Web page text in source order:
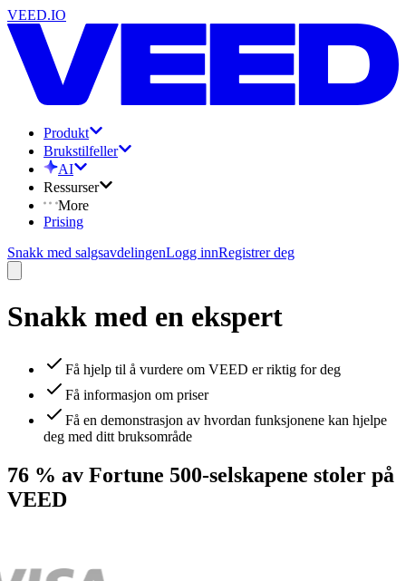
VEED.IO
Produkt
Brukstilfeller
AI
Ressurser
More
Prising
Snakk med salgsavdelingenLogg innRegistrer deg
Snakk med en ekspert
Få hjelp til å vurdere om VEED er riktig for deg
Få informasjon om priser
Få en demonstrasjon av hvordan funksjonene kan hjelpe
deg med ditt bruksområde
76 % av Fortune 500-selskapene stoler på
VEED